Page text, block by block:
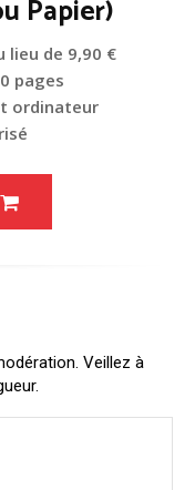
Papier)
lieu de 9,90 €
pages
ordinateur
Veillez à